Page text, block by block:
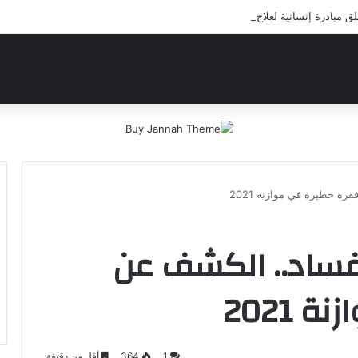
إنسانية لعلاج أيتام مدرسة كافل اليتيم
خطيرة في موازنة 2021
الكشف عن